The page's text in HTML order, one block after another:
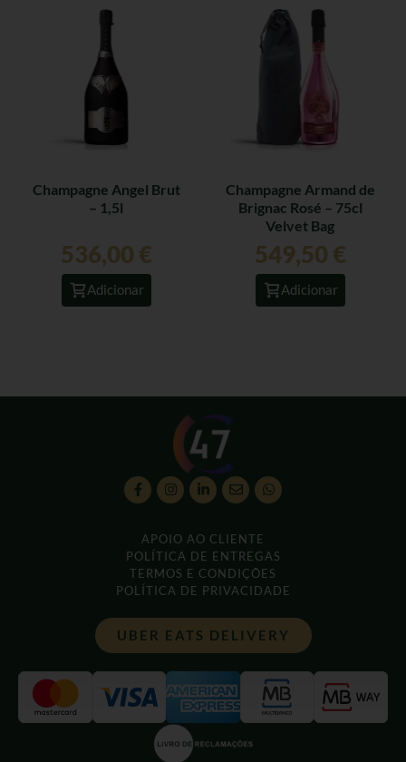
Champagne Angel Brut
– 1,5l
536,00 €
Adicionar
Champagne Armand de
Brignac Rosé – 75cl
Velvet Bag
549,50 €
Adicionar
APOIO AO CLIENTE
POLÍTICA DE ENTREGAS
TERMOS E CONDIÇÕES
POLÍTICA DE PRIVACIDADE
UBER EATS DELIVERY